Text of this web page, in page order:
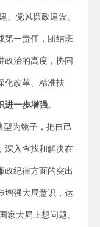
、党风廉政建设、
第一责任，团结班
政治的高度，协同
化改革、精准扶
进一步增强。
型为镜子，把自己
深入查找和解决在
政纪律方面的突出
增强大局意识，达
家大局上想问题、